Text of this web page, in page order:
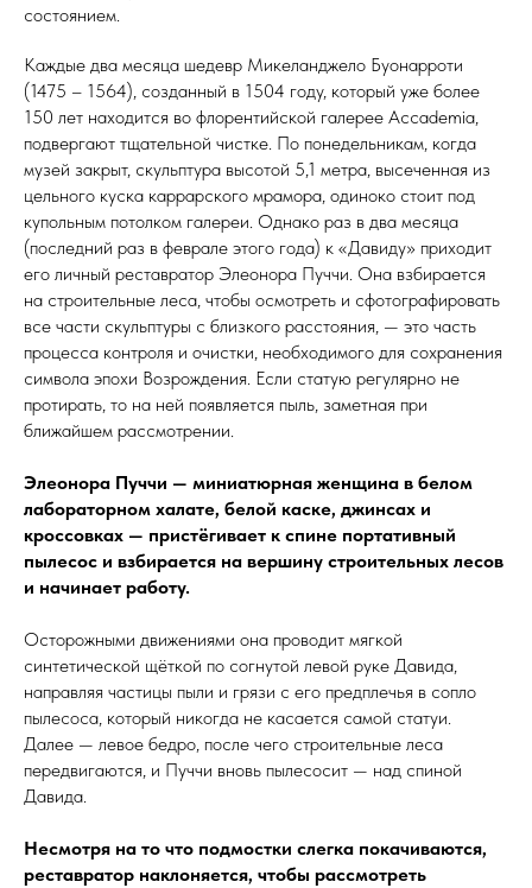
состоянием.
Каждые два месяца шедевр Микеланджело Буонарроти
(1475 – 1564), созданный в 1504 году, который уже более
150 лет находится во флорентийской галерее Accademia,
подвергают тщательной чистке. По понедельникам, когда
музей закрыт, скульптура высотой 5,1 метра, высеченная из
цельного куска каррарского мрамора, одиноко стоит под
купольным потолком галереи. Однако раз в два месяца
(последний раз в феврале этого года) к «Давиду» приходит
его личный реставратор Элеонора Пуччи. Она взбирается
на строительные леса, чтобы осмотреть и сфотографировать
все части скульптуры с близкого расстояния, — это часть
процесса контроля и очистки, необходимого для сохранения
символа эпохи Возрождения. Если статую регулярно не
протирать, то на ней появляется пыль, заметная при
ближайшем рассмотрении.
Элеонора Пуччи — миниатюрная женщина в белом
лабораторном халате, белой каске, джинсах и
кроссовках — пристёгивает к спине портативный
пылесос и взбирается на вершину строительных лесов
и начинает работу.
Осторожными движениями она проводит мягкой
синтетической щёткой по согнутой левой руке Давида,
направляя частицы пыли и грязи с его предплечья в сопло
пылесоса, который никогда не касается самой статуи.
Далее — левое бедро, после чего строительные леса
передвигаются, и Пуччи вновь пылесосит — над спиной
Давида.
Несмотря на то что подмостки слегка покачиваются,
реставратор наклоняется, чтобы рассмотреть